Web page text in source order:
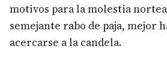
motivos para la molestia
semejante rabo de paja, mejor
acercarse a la candela.